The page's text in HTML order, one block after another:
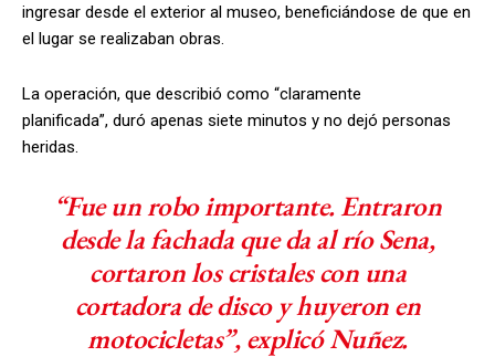
ingresar desde el exterior al museo, beneficiándose de que en
el lugar se realizaban obras.
La operación, que describió como “claramente
planificada”, duró apenas siete minutos y no dejó personas
heridas.
“Fue un robo importante. Entraron
desde la fachada que da al río Sena,
cortaron los cristales con una
cortadora de disco y huyeron en
motocicletas”, explicó Nuñez.